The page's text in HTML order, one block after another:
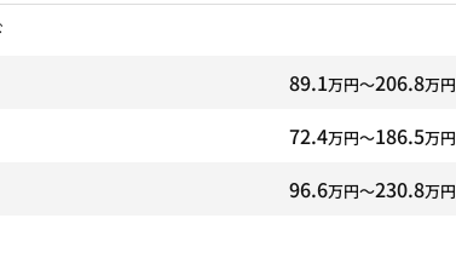
89.1万円〜206.8万円
72.4万円〜186.5万円
96.6万円〜230.8万円